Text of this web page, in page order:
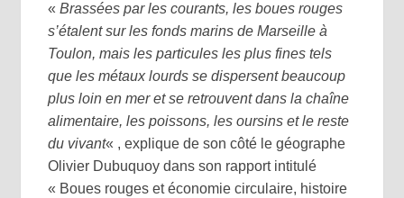
«Brassées par les courants, les boues rouges
s’étalent sur les fonds marins de Marseille à
Toulon, mais les particules les plus fines tels
que les métaux lourds se dispersent beaucoup
plus loin en mer et se retrouvent dans la chaîne
alimentaire, les poissons, les oursins et le reste
du vivant« , explique de son côté le géographe
Olivier Dubuquoy dans son rapport intitulé
« Boues rouges et économie circulaire, histoire